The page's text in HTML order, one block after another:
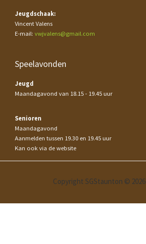
Jeugdschaak:
Vincent Valens
E-mail: vwjvalens@gmail.com
Speelavonden
Jeugd
Maandagavond van 18.15 - 19.45 uur
Senioren
Maandagavond
Aanmelden tussen 19.30 en 19.45 uur
Kan ook via de website
Copyright SGStaunton © 2026